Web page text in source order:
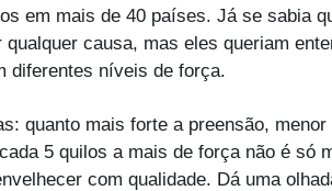
em mais de 40 países. Já se sabia
causa, mas eles queriam
diferentes níveis de força.
quanto mais forte a preensão,
5 quilos a mais de força não é só
com qualidade. Dá uma